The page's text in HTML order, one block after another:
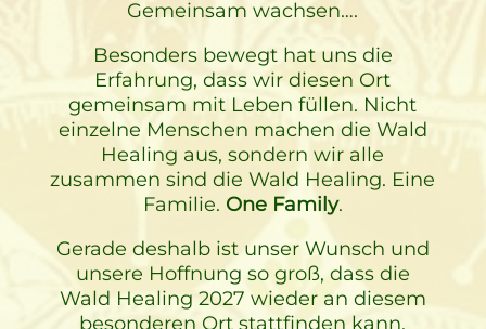
Gemeinsam wachsen….
Besonders bewegt hat uns die
Erfahrung, dass wir diesen Ort
gemeinsam mit Leben füllen. Nicht
einzelne Menschen machen die Wald
Healing aus, sondern wir alle
zusammen sind die Wald Healing. Eine
Familie. One Family.
Gerade deshalb ist unser Wunsch und
unsere Hoffnung so groß, dass die
Wald Healing 2027 wieder an diesem
besonderen Ort stattfinden kann.